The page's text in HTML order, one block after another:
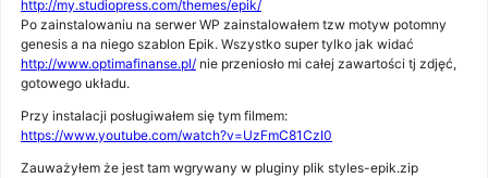
http://my.studiopress.com/themes/epik/
Po zainstalowaniu na serwer WP zainstalowałem tzw motyw potomny
genesis a na niego szablon Epik. Wszystko super tylko jak widać
http://www.optimafinanse.pl/ nie przeniosło mi całej zawartości tj zdjęć,
gotowego układu.
Przy instalacji posługiwałem się tym filmem:
https://www.youtube.com/watch?v=UzFmC81CzI0
Zauważyłem że jest tam wgrywany w pluginy plik styles-epik.zip